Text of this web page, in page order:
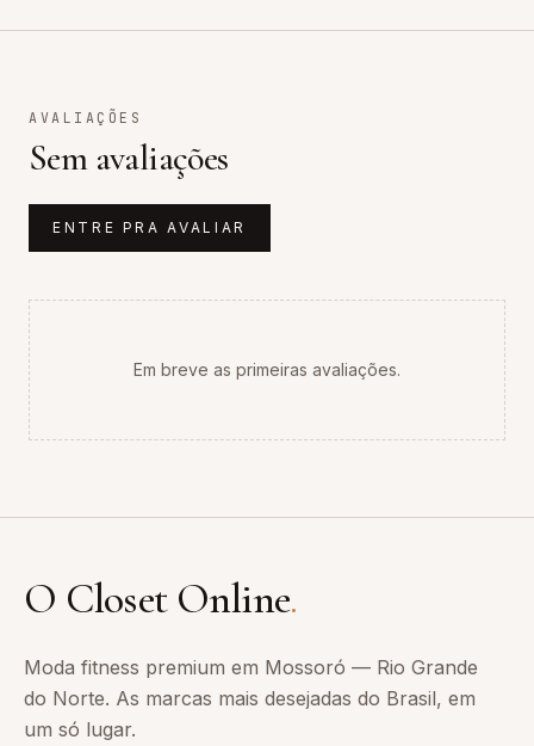
AVALIAÇÕES
Sem avaliações
ENTRE PRA AVALIAR
Em breve as primeiras avaliações.
O Closet Online.
Moda fitness premium em Mossoró — Rio Grande
do Norte. As marcas mais desejadas do Brasil, em
um só lugar.